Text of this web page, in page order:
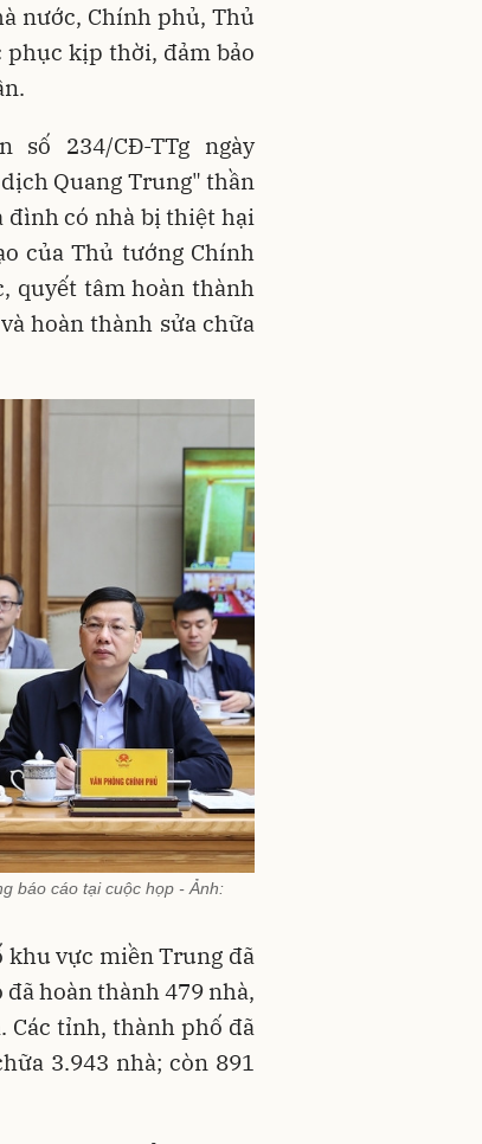
nước, Chính phủ, Thủ
kịp thời, đảm bảo
234/CĐ-TTg ngày
Quang Trung" thần
đình có nhà bị thiệt hại
của Thủ tướng Chính
quyết tâm hoàn thành
hoàn thành sửa chữa
báo cáo tại cuộc họp - Ảnh:
vực miền Trung đã
hoàn thành 479 nhà,
Các tỉnh, thành phố đã
3.943 nhà; còn 891